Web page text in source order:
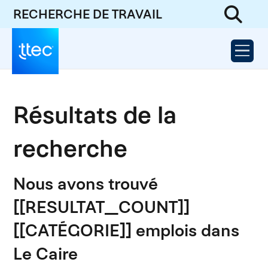
RECHERCHE DE TRAVAIL
Résultats de la
recherche
Nous avons trouvé
[[RESULTAT_COUNT]]
[[CATÉGORIE]] emplois dans
Le Caire